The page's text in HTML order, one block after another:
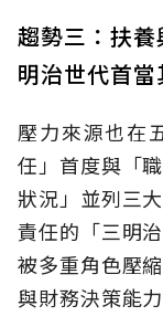
趨勢三：扶
明治世代首當
壓力來源也在
任」首度與「
狀況」並列三
責任的「三明
被多重角色壓
與財務決策能力